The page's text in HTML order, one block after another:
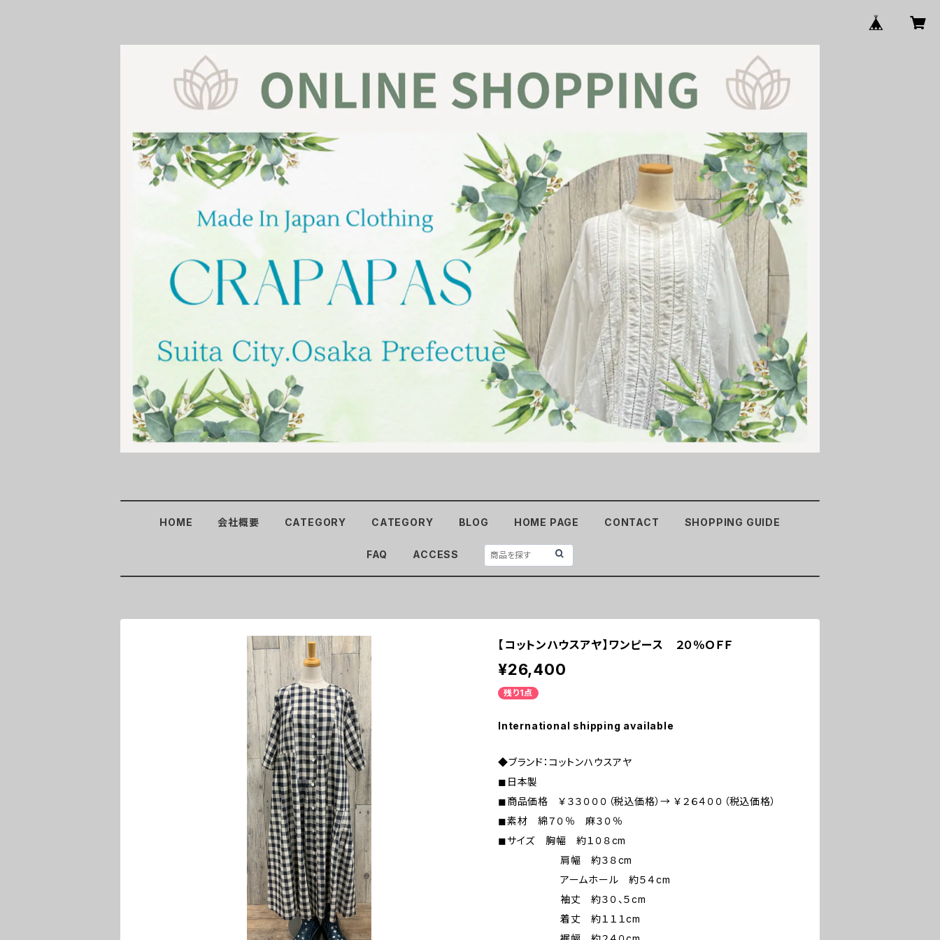
HOME 会社概要 CATEGORY CATEGORY BLOG HOME PAGE CONTACT SHOPPING GUIDE
FAQ ACCESS
【コットンハウスアヤ】ワンピース ２０％ＯＦＦ
¥26,400
残り1点
International shipping available
◆ブランド：コットンハウスアヤ
◼︎日本製
◼︎商品価格 ￥３３０００（税込価格）→ ￥２６４００（税込価格）
◼︎素材 綿７０％ 麻３０％
◼︎サイズ 胸幅 約１０８cm
肩幅 約３８cm
アームホール 約５４cm
袖丈 約３０、５cm
着丈 約１１１cm